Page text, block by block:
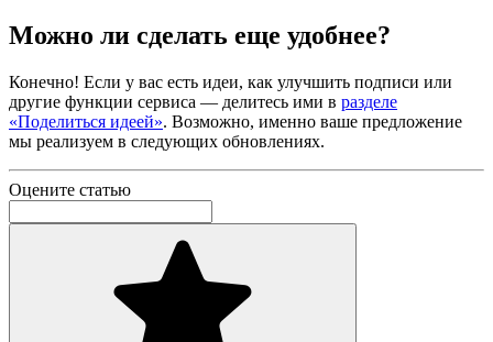
Можно ли сделать еще удобнее?
Конечно! Если у вас есть идеи, как улучшить подписи или
другие функции сервиса — делитесь ими в разделе
«Поделиться идеей». Возможно, именно ваше предложение
мы реализуем в следующих обновлениях.
Оцените статью